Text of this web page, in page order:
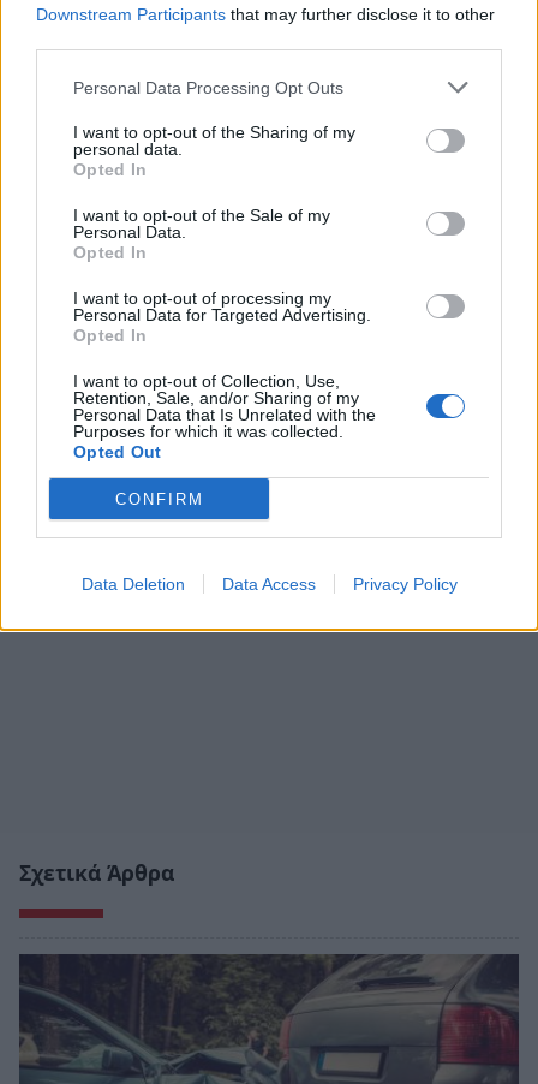
Downstream Participants that may further disclose it to other
Personal Data Processing Opt Outs
I want to opt-out of the Sharing of my
personal data.
Opted In
I want to opt-out of the Sale of my
Personal Data.
Opted In
I want to opt-out of processing my
Personal Data for Targeted Advertising.
Opted In
I want to opt-out of Collection, Use,
Retention, Sale, and/or Sharing of my
Personal Data that Is Unrelated with the
Purposes for which it was collected.
Opted Out
CONFIRM
Data Deletion Data Access Privacy Policy
Σχετικά Άρθρα